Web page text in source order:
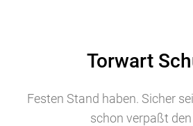
Torwart
Festen Stand haben. Sicher
schon verpaßt den